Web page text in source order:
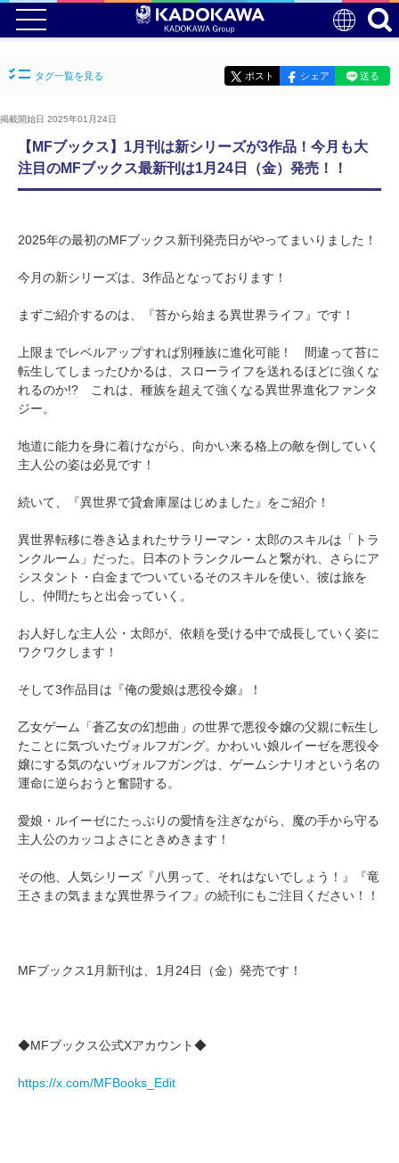
タグ一覧を見る ポスト シェア 送る
掲載開始日 2025年01月24日
【MFブックス】1月刊は新シリーズが3作品！今月も大
注目のMFブックス最新刊は1月24日（金）発売！！
2025年の最初のMFブックス新刊発売日がやってまいりました！
今月の新シリーズは、3作品となっております！
まずご紹介するのは、『苔から始まる異世界ライフ』です！
上限までレベルアップすれば別種族に進化可能！ 間違って苔に
転生してしまったひかるは、スローライフを送れるほどに強くな
れるのか!? これは、種族を超えて強くなる異世界進化ファンタ
ジー。
地道に能力を身に着けながら、向かい来る格上の敵を倒していく
主人公の姿は必見です！
続いて、『異世界で貸倉庫屋はじめました』をご紹介！
異世界転移に巻き込まれたサラリーマン・太郎のスキルは「トラ
ンクルーム」だった。日本のトランクルームと繋がれ、さらにア
シスタント・白金までついているそのスキルを使い、彼は旅を
し、仲間たちと出会っていく。
お人好しな主人公・太郎が、依頼を受ける中で成長していく姿に
ワクワクします！
そして3作品目は『俺の愛娘は悪役令嬢』！
乙女ゲーム「蒼乙女の幻想曲」の世界で悪役令嬢の父親に転生し
たことに気づいたヴォルフガング。かわいい娘ルイーゼを悪役令
嬢にする気のないヴォルフガングは、ゲームシナリオという名の
運命に逆らおうと奮闘する。
愛娘・ルイーゼにたっぷりの愛情を注ぎながら、魔の手から守る
主人公のカッコよさにときめきます！
その他、人気シリーズ『八男って、それはないでしょう！』『竜
王さまの気ままな異世界ライフ』の続刊にもご注目ください！！
MFブックス1月新刊は、1月24日（金）発売です！
◆MFブックス公式Xアカウント◆
https://x.com/MFBooks_Edit